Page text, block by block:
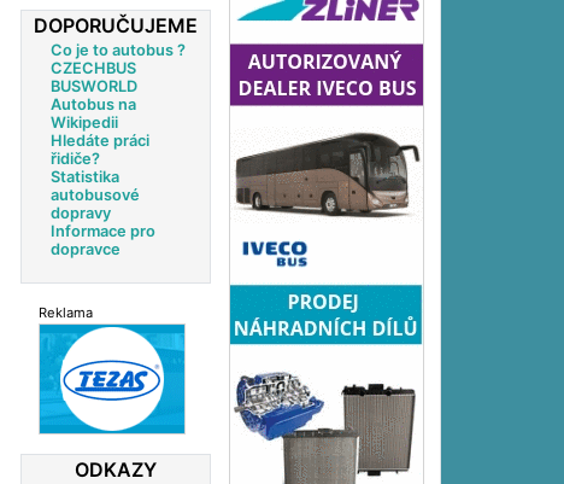
DOPORUČUJEME
Co je to autobus ?
CZECHBUS
BUSWORLD
Autobus na
Wikipedii
Hledáte práci
řidiče?
Statistika
autobusové
dopravy
Informace pro
dopravce
Reklama
ODKAZY